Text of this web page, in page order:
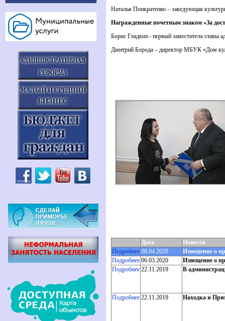
Наталья Понкратенко – заведующая
Награжденные почетным знаком «За
Борис Гладких‒ первый заместитель главы
Дмитрий Борода – директор МБУК «Дом
Дата
Новости
Подробнее 08.04.2020
Извещение о
Подробнее 06.03.2020
Извещение о
Подробнее 22.11.2019 В
Подробнее 22.11.2019 Находка и